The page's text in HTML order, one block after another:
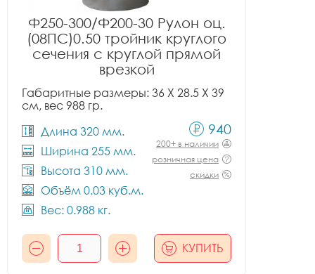
Ф250-300/Ф200-30 Рулон оц.
(08ПС)0.50 тройник круглого
сечения с круглой прямой
врезкой
Габаритные размеры: 36 X 28.5 X 39
см, вес 988 гр.
Длина 320 мм.
Ширина 255 мм.
Высота 310 мм.
Объём 0.03 куб.м.
Вес: 0.988 кг.
940
200+ в наличии
розничная цена
скидки
КУПИТЬ